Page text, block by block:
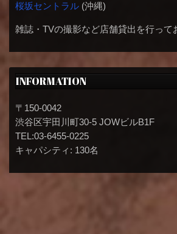
桜坂セントラル(沖縄)
雑誌・TVの撮影など店舗貸出を行って
INFORMATION
〒150-0042
渋谷区宇田川町30-5 JOWビルB1F
TEL:03-6455-0225
キャパシティ: 130名